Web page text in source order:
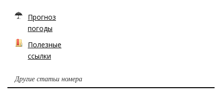
Прогноз
погоды
Полезные
ссылки
Другие статьи номера